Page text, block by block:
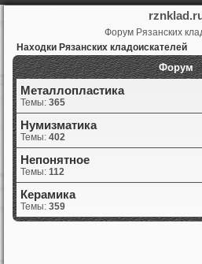
Форум Рязанских
Находки Рязанских кладоискателей
Форум
Металлопластика
Темы: 365
Нумизматика
Темы: 402
Непонятное
Темы: 112
Керамика
Темы: 359